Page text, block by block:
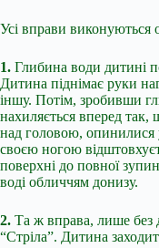
Усі вправи виконуються
1. Глибина води дитині
Дитина піднімає руки
іншу. Потім, зробивши
нахиляється вперед так,
над головою, опинилися
своєю ногою
поверхні до повної
воді обличчям донизу.
2. Та ж вправа, лише без
“Стріла”. Дитина